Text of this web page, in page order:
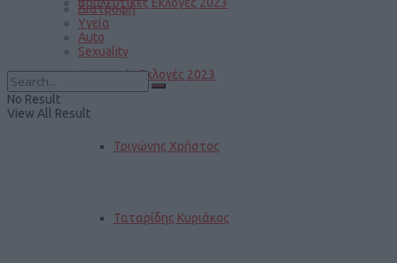
Δημοτικές Εκλογές 2023
Τριγώνης Χρήστος
Ταταρίδης Κυριάκος
Διατροφή
Υγεία
Auto
Sexuality
No Result
View All Result